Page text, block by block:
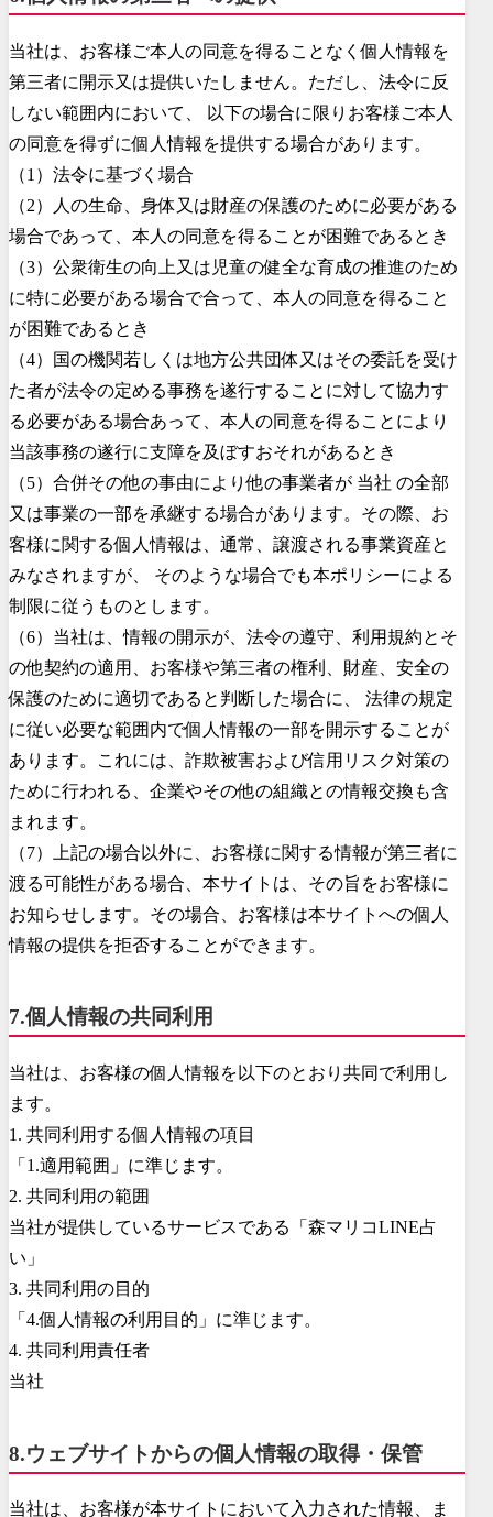
当社は、お客様ご本人の同意を得ることなく個人情報を
第三者に開示又は提供いたしません。ただし、法令に反
しない範囲内において、 以下の場合に限りお客様ご本人
の同意を得ずに個人情報を提供する場合があります。
（1）法令に基づく場合
（2）人の生命、身体又は財産の保護のために必要がある
場合であって、本人の同意を得ることが困難であるとき
（3）公衆衛生の向上又は児童の健全な育成の推進のため
に特に必要がある場合で合って、本人の同意を得ること
が困難であるとき
（4）国の機関若しくは地方公共団体又はその委託を受け
た者が法令の定める事務を遂行することに対して協力す
る必要がある場合あって、本人の同意を得ることにより
当該事務の遂行に支障を及ぼすおそれがあるとき
（5）合併その他の事由により他の事業者が 当社 の全部
又は事業の一部を承継する場合があります。その際、お
客様に関する個人情報は、通常、譲渡される事業資産と
みなされますが、 そのような場合でも本ポリシーによる
制限に従うものとします。
（6）当社は、情報の開示が、法令の遵守、利用規約とそ
の他契約の適用、お客様や第三者の権利、財産、安全の
保護のために適切であると判断した場合に、 法律の規定
に従い必要な範囲内で個人情報の一部を開示することが
あります。これには、詐欺被害および信用リスク対策の
ために行われる、企業やその他の組織との情報交換も含
まれます。
（7）上記の場合以外に、お客様に関する情報が第三者に
渡る可能性がある場合、本サイトは、その旨をお客様に
お知らせします。その場合、お客様は本サイトへの個人
情報の提供を拒否することができます。
7.個人情報の共同利用
当社は、お客様の個人情報を以下のとおり共同で利用し
ます。
1. 共同利用する個人情報の項目
「1.適用範囲」に準じます。
2. 共同利用の範囲
当社が提供しているサービスである「森マリコLINE占
い」
3. 共同利用の目的
「4.個人情報の利用目的」に準じます。
4. 共同利用責任者
当社
8.ウェブサイトからの個人情報の取得・保管
当社は、お客様が本サイトにおいて入力された情報、ま